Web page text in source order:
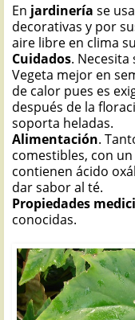
En jardinería se
decorativas y por
aire libre en clima
Cuidados.
Vegeta mejor en
de calor pues es
después de la
soporta heladas.
Alimentación.
comestibles, con
contienen ácido
dar sabor al té.
Propiedades
conocidas.